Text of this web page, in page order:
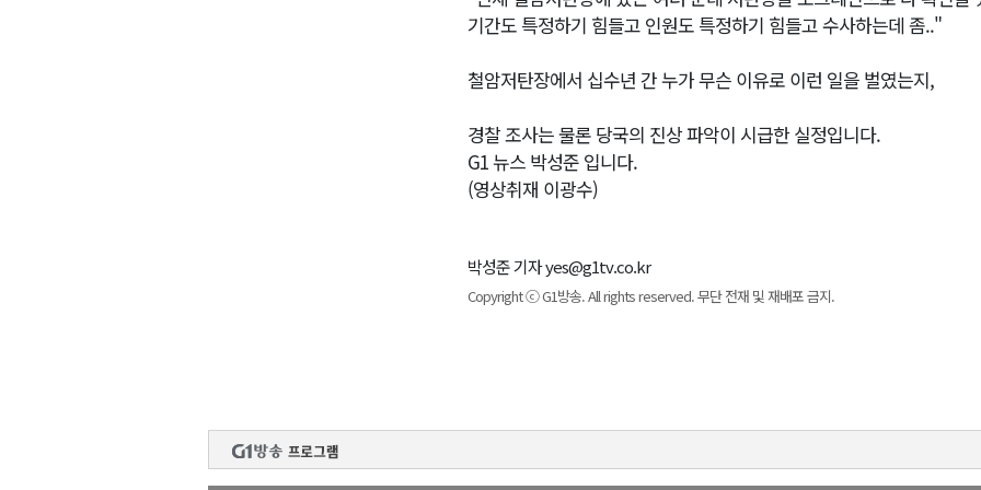
기간도 특정하기 힘들고 인원도 특정하기 힘들고 수사하는데 좀.."
철암저탄장에서 십수년 간 누가 무슨 이유로 이런 일을 벌였는지,
경찰 조사는 물론 당국의 진상 파악이 시급한 실정입니다.
G1 뉴스 박성준 입니다.
(영상취재 이광수)
박성준 기자 yes@g1tv.co.kr
Copyright ⓒ G1방송. All rights reserved. 무단 전재 및 재배포 금지.